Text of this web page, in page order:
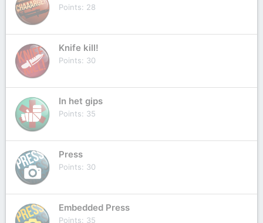
Points 28
Knife kill!
Points 30
In het gips
Points 35
Press
Points 30
Embedded Press
Points 35